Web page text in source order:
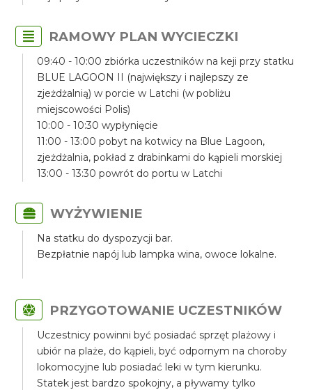
RAMOWY PLAN WYCIECZKI
09:40 - 10:00 zbiórka uczestników na keji przy statku
BLUE LAGOON II (największy i najlepszy ze
zjeżdżalnią) w porcie w Latchi (w pobliżu
miejscowości Polis)
10:00 - 10:30 wypłynięcie
11:00 - 13:00 pobyt na kotwicy na Blue Lagoon,
zjeżdżalnia, pokład z drabinkami do kąpieli morskiej
13:00 - 13:30 powrót do portu w Latchi
WYŻYWIENIE
Na statku do dyspozycji bar.
Bezpłatnie napój lub lampka wina, owoce lokalne.
PRZYGOTOWANIE UCZESTNIKÓW
Uczestnicy powinni być posiadać sprzęt plażowy i
ubiór na plaże, do kąpieli, być odpornym na choroby
lokomocyjne lub posiadać leki w tym kierunku.
Statek jest bardzo spokojny, a pływamy tylko